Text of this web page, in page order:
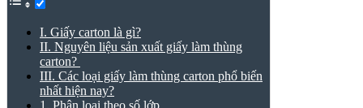
I. Giấy carton là gì?
II. Nguyên liệu sản xuất giấy làm thùng
carton?
III. Các loại giấy làm thùng carton phổ biến
nhất hiện nay?
1. Phân loại theo số lớp